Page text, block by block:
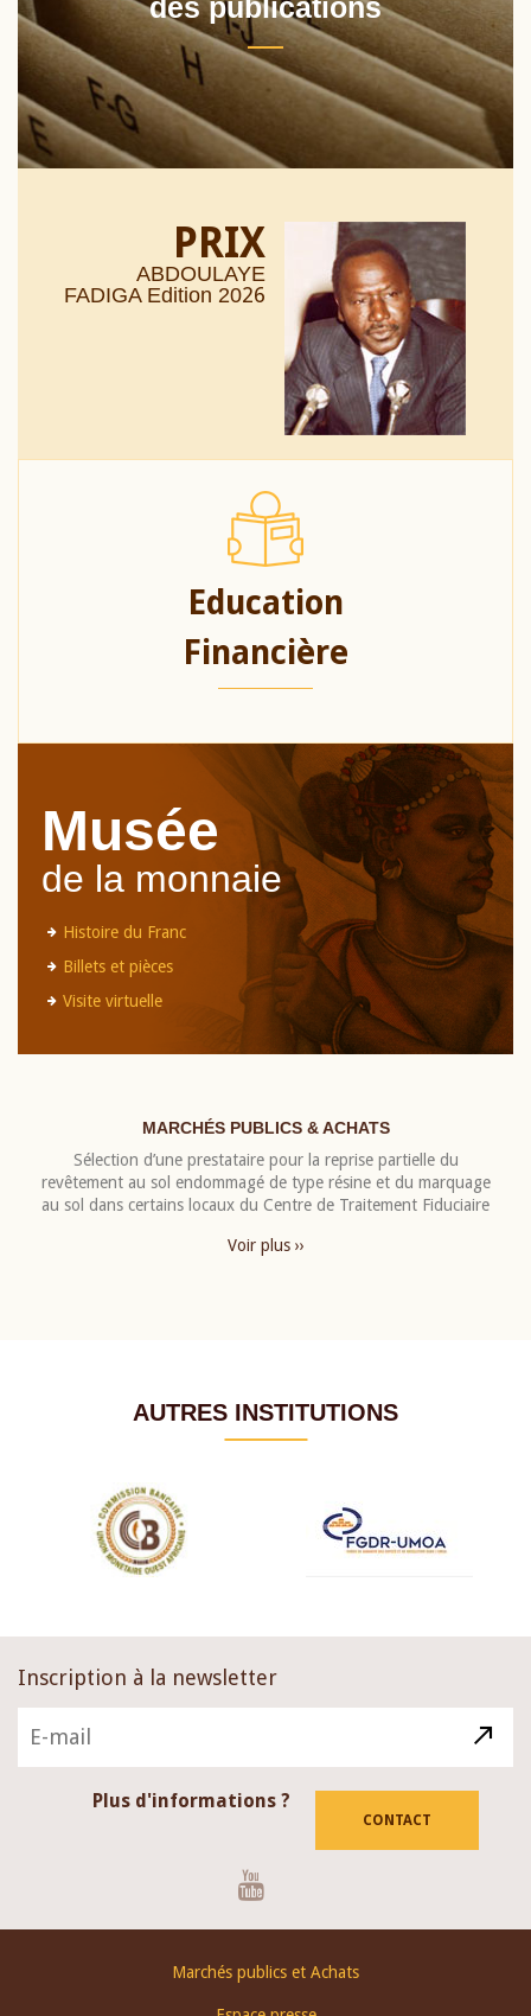
des publications
PRIX
ABDOULAYE
FADIGA Edition 2026
Education
Financière
Musée
de la monnaie
Histoire du Franc
Billets et pièces
Visite virtuelle
MARCHÉS PUBLICS & ACHATS
Sélection d’une prestataire pour la reprise partielle du
revêtement au sol endommagé de type résine et du marquage
au sol dans certains locaux du Centre de Traitement Fiduciaire
Voir plus ››
AUTRES INSTITUTIONS
Inscription à la newsletter
Plus d'informations ?
CONTACT
Marchés publics et Achats